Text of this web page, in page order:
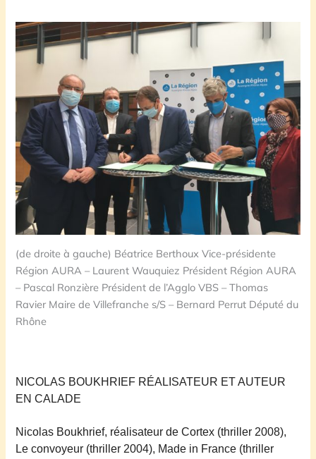
(de droite à gauche) Béatrice Berthoux Vice-présidente
Région AURA – Laurent Wauquiez Président Région AURA
– Pascal Ronzière Président de l’Agglo VBS – Thomas
Ravier Maire de Villefranche s/S – Bernard Perrut Député du
Rhône
NICOLAS BOUKHRIEF RÉALISATEUR ET AUTEUR
EN CALADE
Nicolas Boukhrief, réalisateur de Cortex (thriller 2008),
Le convoyeur (thriller 2004), Made in France (thriller